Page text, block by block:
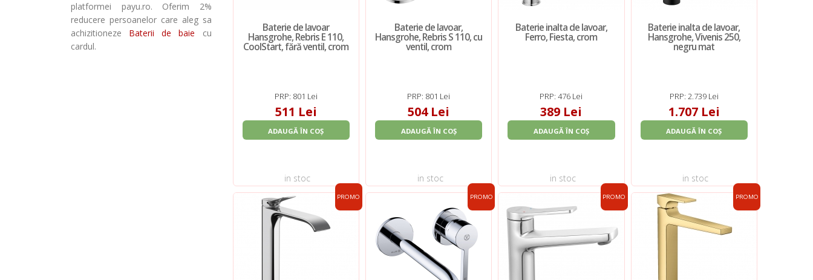
platformei payu.ro. Oferim 2%
reducere persoanelor care aleg sa
achizitioneze Baterii de baie cu
cardul.
Baterie de lavoar
Hansgrohe, Rebris E 110,
CoolStart, fără ventil, crom
PRP: 801 Lei
511 Lei
ADAUGĂ ÎN COȘ
in stoc
Baterie de lavoar,
Hansgrohe, Rebris S 110, cu
ventil, crom
PRP: 801 Lei
504 Lei
ADAUGĂ ÎN COȘ
in stoc
Baterie inalta de lavoar,
Ferro, Fiesta, crom
PRP: 476 Lei
389 Lei
ADAUGĂ ÎN COȘ
in stoc
Baterie inalta de lavoar,
Hansgrohe, Vivenis 250,
negru mat
PRP: 2.739 Lei
1.707 Lei
ADAUGĂ ÎN COȘ
in stoc
PROMO PROMO PROMO PROMO